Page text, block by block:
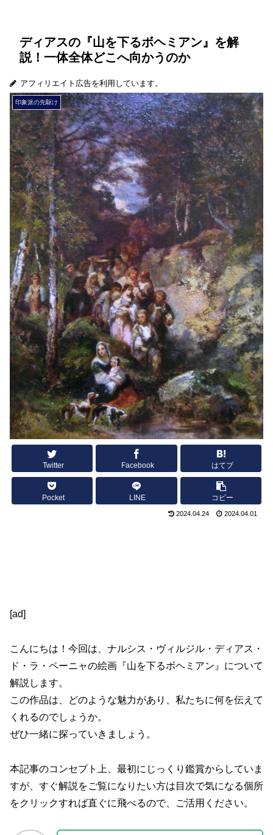
ディアスの『山を下るボヘミアン』を解
説！一体全体どこへ向かうのか
アフィリエイト広告を利用しています。
印象派の先駆け
Twitter Facebook はてブ
Pocket LINE コピー
2024.04.24 2024.04.01
[ad]
こんにちは！今回は、ナルシス・ヴィルジル・ディアス・
ド・ラ・ペーニャの絵画『山を下るボヘミアン』について
解説します。
この作品は、どのような魅力があり、私たちに何を伝えて
くれるのでしょうか。
ぜひ一緒に探っていきましょう。
本記事のコンセプト上、最初にじっくり鑑賞からしていま
すが、すぐ解説をご覧になりたい方は目次で気になる個所
をクリックすれば直ぐに飛べるので、ご活用ください。